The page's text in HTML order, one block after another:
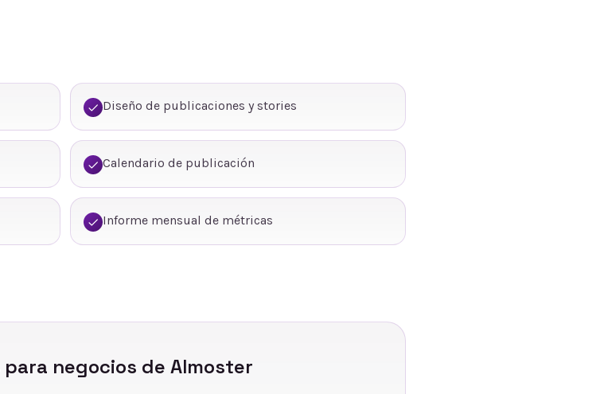
Diseño de publicaciones y stories
Calendario de publicación
Informe mensual de métricas
para negocios de Almoster